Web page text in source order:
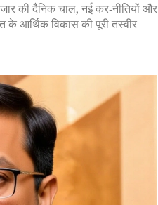
की दैनिक चाल, नई कर‑नीतियों और
आर्थिक विकास की पूरी तस्वीर